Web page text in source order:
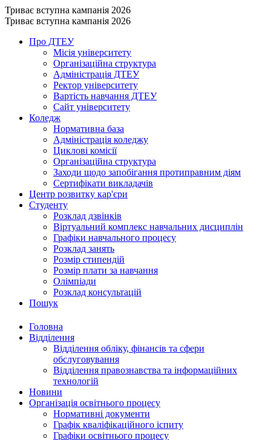
Триває вступна кампанія 2026
Триває вступна кампанія 2026
Про ДТЕУ
Місія університету
Організаційна структура
Адміністрація ДТЕУ
Ректор університету
Вартість навчання ДТЕУ
Сайт університету
Коледж
Нормативна база
Адміністрація коледжу
Циклові комісії
Організаційна структура
Заходи щодо запобігання протиправним діям
Сертифікати викладачів
Центр розвитку кар'єри
Студенту
Розклад дзвінків
Віртуальний комплекс навчальних дисциплін
Графіки навчального процесу
Розклад занять
Розмір стипендій
Розмір плати за навчання
Олімпіади
Розклад консультацій
Пошук
Головна
Відділення
Відділення обліку, фінансів та сфери
обслуговування
Відділення правознавства та інформаційних
технологій
Новини
Організація освітнього процесу
Нормативні документи
Графік кваліфікаційного іспиту
Графіки освітнього процесу